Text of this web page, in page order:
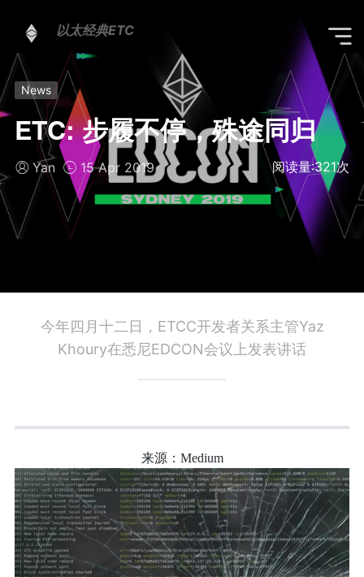
以太经典ETC
News
ETC: 步履不停，殊途同归
Yan 15 Apr 2019 阅读量:321次
今年四月十二日，ETCC开发者关系主管Yaz
Khoury在悉尼EDCON会议上发表讲话
来源：Medium